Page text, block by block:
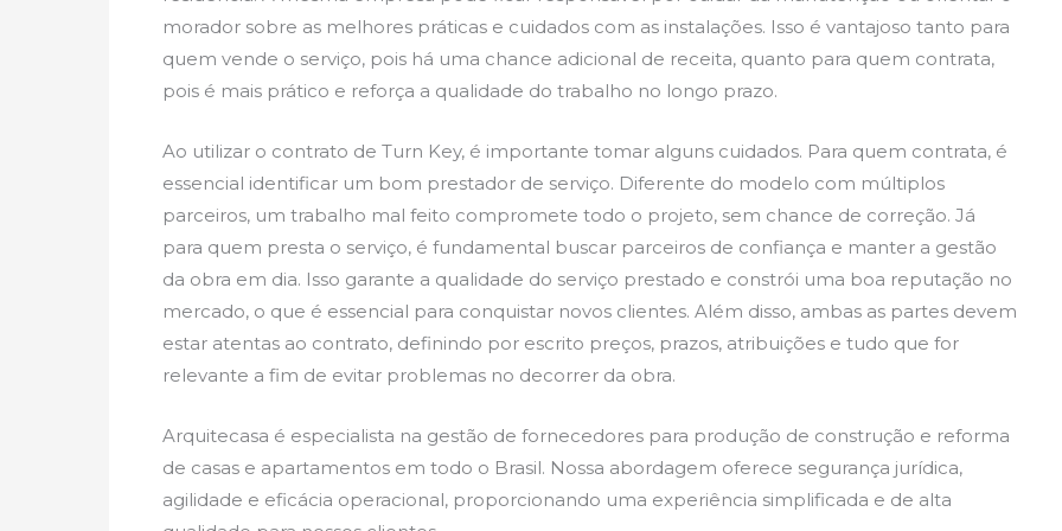
morador sobre as melhores práticas e cuidados com as instalações. Isso é vantajoso tanto para
quem vende o serviço, pois há uma chance adicional de receita, quanto para quem contrata,
pois é mais prático e reforça a qualidade do trabalho no longo prazo.
Ao utilizar o contrato de Turn Key, é importante tomar alguns cuidados. Para quem contrata, é
essencial identificar um bom prestador de serviço. Diferente do modelo com múltiplos
parceiros, um trabalho mal feito compromete todo o projeto, sem chance de correção. Já
para quem presta o serviço, é fundamental buscar parceiros de confiança e manter a gestão
da obra em dia. Isso garante a qualidade do serviço prestado e constrói uma boa reputação no
mercado, o que é essencial para conquistar novos clientes. Além disso, ambas as partes devem
estar atentas ao contrato, definindo por escrito preços, prazos, atribuições e tudo que for
relevante a fim de evitar problemas no decorrer da obra.
Arquitecasa é especialista na gestão de fornecedores para produção de construção e reforma
de casas e apartamentos em todo o Brasil. Nossa abordagem oferece segurança jurídica,
agilidade e eficácia operacional, proporcionando uma experiência simplificada e de alta